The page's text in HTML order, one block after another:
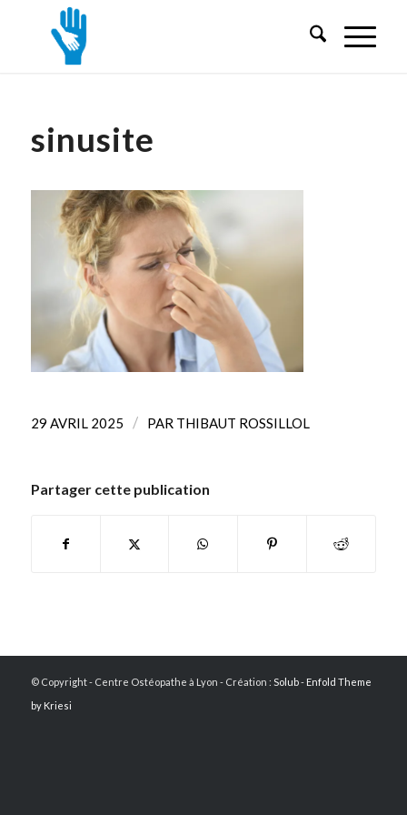
sinusite
29 AVRIL 2025 / PAR THIBAUT ROSSILLOL
Partager cette publication
© Copyright - Centre Ostéopathe à Lyon - Création : Solub- Enfold Theme
by Kriesi